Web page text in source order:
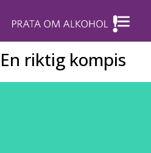
En riktig kompis